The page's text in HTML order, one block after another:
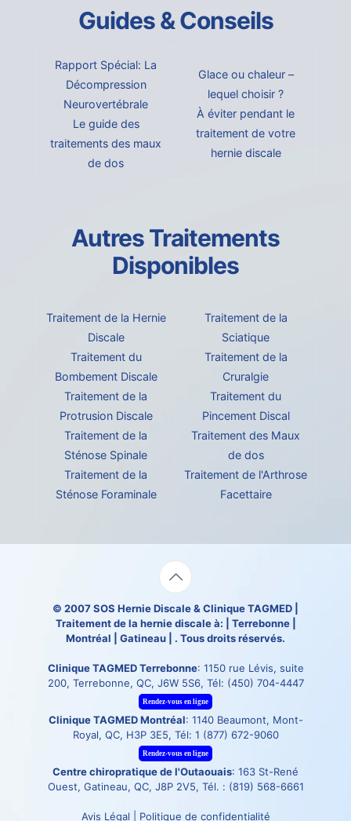
Guides & Conseils
Rapport Spécial: La
Décompression
Neurovertébrale
Le guide des
traitements des maux
de dos
Glace ou chaleur –
lequel choisir ?
À éviter pendant le
traitement de votre
hernie discale
Autres Traitements
Disponibles
Traitement de la Hernie
Discale
Traitement du
Bombement Discale
Traitement de la
Protrusion Discale
Traitement de la
Sténose Spinale
Traitement de la
Sténose Foraminale
Traitement de la
Sciatique
Traitement de la
Cruralgie
Traitement du
Pincement Discal
Traitement des Maux
de dos
Traitement de l'Arthrose
Facettaire
© 2007SOS Hernie Discale& Clinique TAGMED
Traitement de la hernie discale à: | Terrebonne |
Montréal | Gatineau | . Tous droits réservés.
Clinique TAGMED Terrebonne: 1150 rue Lévis, suite
200, Terrebonne, QC, J6W 5S6, Tél: (450) 704-4447
Rendez-vous en ligne
Clinique TAGMED Montréal: 1140 Beaumont, Mont-
Royal, QC, H3P 3E5, Tél: 1 (877) 672-9060
Rendez-vous en ligne
Centre chiropratique de l'Outaouais: 163 St-René
Ouest, Gatineau, QC, J8P 2V5, Tél. : (819) 568-6661
Avis Légal Politique de confidentialité